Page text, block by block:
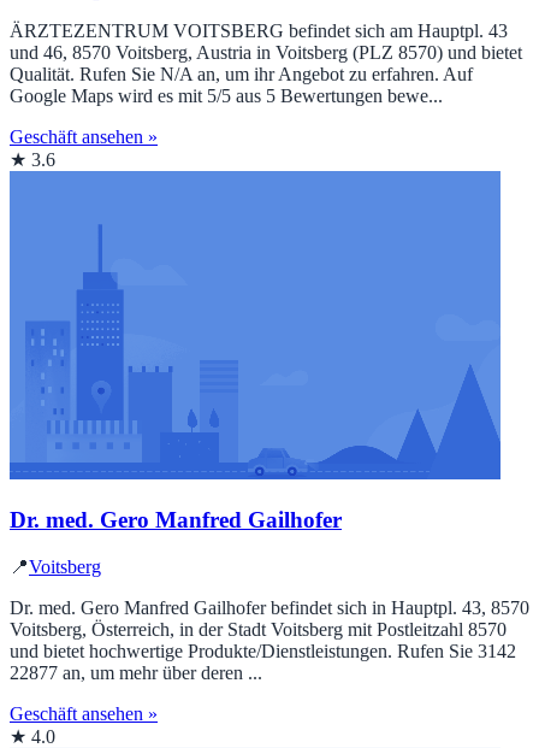
ÄRZTEZENTRUM VOITSBERG befindet sich am Hauptpl. 43
und 46, 8570 Voitsberg, Austria in Voitsberg (PLZ 8570) und bietet
Qualität. Rufen Sie N/A an, um ihr Angebot zu erfahren. Auf
Google Maps wird es mit 5/5 aus 5 Bewertungen bewe...
Geschäft ansehen »
★ 3.6
Dr. med. Gero Manfred Gailhofer
📍Voitsberg
Dr. med. Gero Manfred Gailhofer befindet sich in Hauptpl. 43, 8570
Voitsberg, Österreich, in der Stadt Voitsberg mit Postleitzahl 8570
und bietet hochwertige Produkte/Dienstleistungen. Rufen Sie 3142
22877 an, um mehr über deren ...
Geschäft ansehen »
★ 4.0